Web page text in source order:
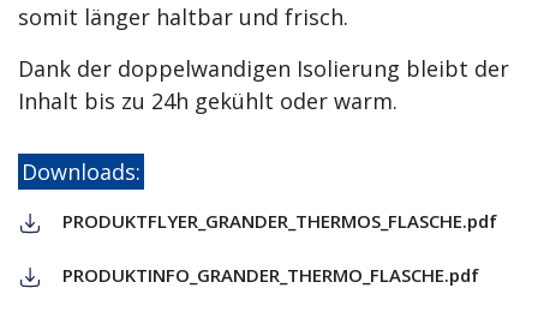
somit länger haltbar und frisch.
Dank der doppelwandigen Isolierung bleibt der
Inhalt bis zu 24h gekühlt oder warm.
Downloads:
PRODUKTFLYER_GRANDER_THERMOS_FLASCHE.pdf
PRODUKTINFO_GRANDER_THERMO_FLASCHE.pdf